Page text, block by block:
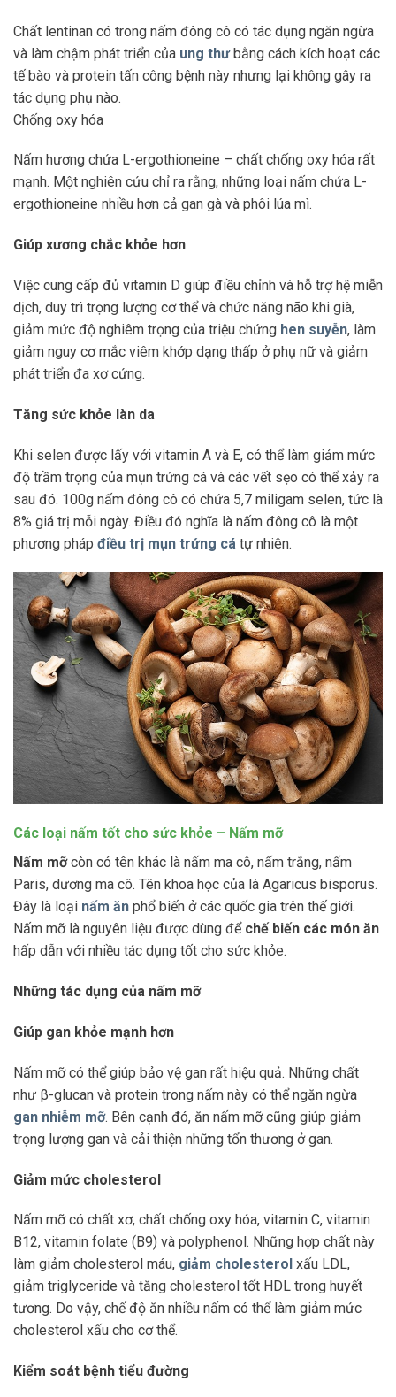
Chất lentinan có trong nấm đông cô có tác dụng ngăn ngừa
và làm chậm phát triển của ung thưbằng cách kích hoạt các
tế bào và protein tấn công bệnh này nhưng lại không gây ra
tác dụng phụ nào.
Chống oxy hóa
Nấm hương chứa L-ergothioneine – chất chống oxy hóa rất
mạnh. Một nghiên cứu chỉ ra rằng, những loại nấm chứa L-
ergothioneine nhiều hơn cả gan gà và phôi lúa mì.
Giúp xương chắc khỏe hơn
Việc cung cấp đủ vitamin D giúp điều chỉnh và hỗ trợ hệ miễn
dịch, duy trì trọng lượng cơ thể và chức năng não khi già,
giảm mức độ nghiêm trọng của triệu chứng hen suyễn, làm
giảm nguy cơ mắc viêm khớp dạng thấp ở phụ nữ và giảm
phát triển đa xơ cứng.
Tăng sức khỏe làn da
Khi selen được lấy với vitamin A và E, có thể làm giảm mức
độ trầm trọng của mụn trứng cá và các vết sẹo có thể xảy ra
sau đó. 100g nấm đông cô có chứa 5,7 miligam selen, tức là
8% giá trị mỗi ngày. Điều đó nghĩa là nấm đông cô là một
phương pháp điều trị mụn trứng cá tự nhiên.
Các loại nấm tốt cho sức khỏe – Nấm mỡ
Nấm mỡcòn có tên khác là nấm ma cô, nấm trắng, nấm
Paris, dương ma cô. Tên khoa học của là Agaricus bisporus.
Đây là loại nấm ăn phổ biến ở các quốc gia trên thế giới.
Nấm mỡ là nguyên liệu được dùng để chế biến các món ăn
hấp dẫn với nhiều tác dụng tốt cho sức khỏe.
Những tác dụng của nấm mỡ
Giúp gan khỏe mạnh hơn
Nấm mỡ có thể giúp bảo vệ gan rất hiệu quả. Những chất
như β-glucan và protein trong nấm này có thể ngăn ngừa
gan nhiễm mỡ. Bên cạnh đó, ăn nấm mỡ cũng giúp giảm
trọng lượng gan và cải thiện những tổn thương ở gan.
Giảm mức cholesterol
Nấm mỡ có chất xơ, chất chống oxy hóa, vitamin C, vitamin
B12, vitamin folate (B9) và polyphenol. Những hợp chất này
làm giảm cholesterol máu, giảm cholesterol xấu LDL,
giảm triglyceride và tăng cholesterol tốt HDL trong huyết
tương. Do vậy, chế độ ăn nhiều nấm có thể làm giảm mức
cholesterol xấu cho cơ thể.
Kiểm soát bệnh tiểu đường